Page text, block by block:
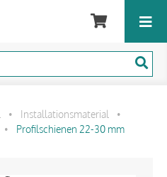
• Installationsmaterial
•
• Profilschienen 22-30 mm